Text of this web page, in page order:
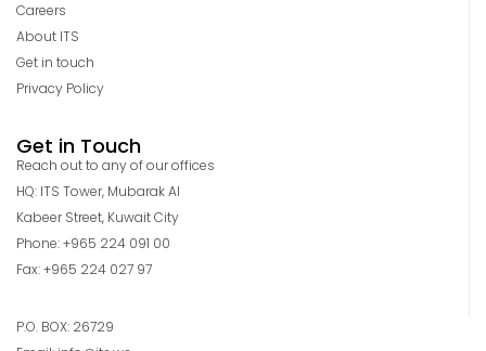
Careers
About ITS
Get in touch
Privacy Policy
Get in Touch
Reach out to any of our offices
HQ: ITS Tower, Mubarak Al
Kabeer Street, Kuwait City
Phone: +965 224 091 00
Fax: +965 224 027 97
P.O. BOX: 26729